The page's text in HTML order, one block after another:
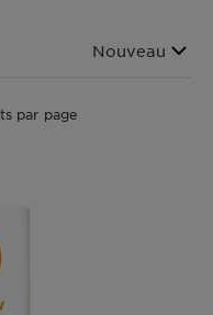
Filtrer par
Nouveau
par page